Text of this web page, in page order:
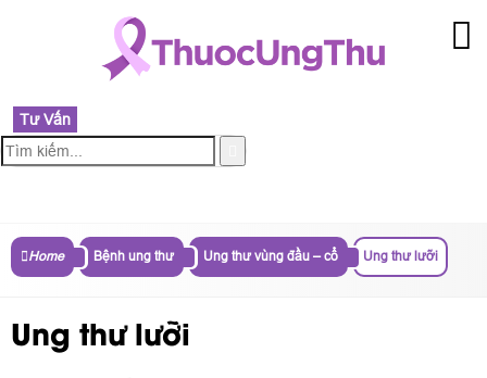
Tư Vấn
Home Bệnh ung thư Ung thư vùng đầu – cổ Ung thư lưỡi
Ung thư lưỡi